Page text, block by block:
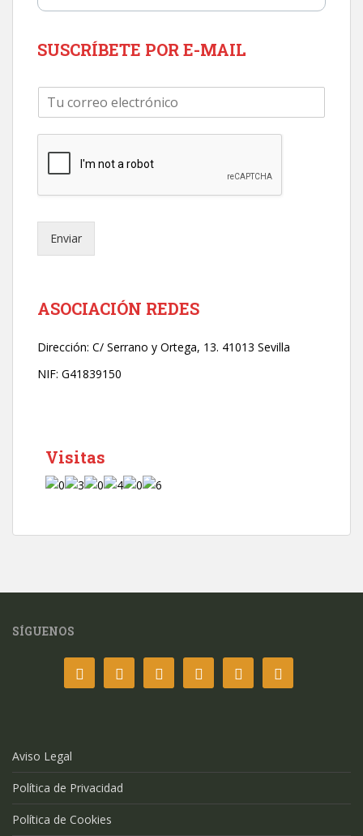
SUSCRÍBETE POR E-MAIL
e
e
t
n
o
*
Enviar
ASOCIACIÓN REDES
Dirección: C/ Serrano y Ortega, 13. 41013 Sevilla
NIF: G41839150
Visitas
SÍGUENOS
Aviso Legal
Política de Privacidad
Política de Cookies